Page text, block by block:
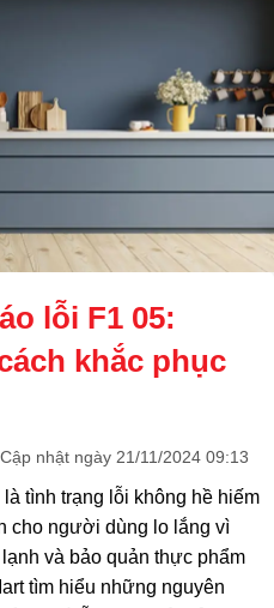
lỗi F1 05:
khắc phục
nhật ngày 21/11/2024 09:13
tình trạng lỗi không hề hiếm
cho người dùng lo lắng vì
và bảo quản thực phẩm
tìm hiểu những nguyên